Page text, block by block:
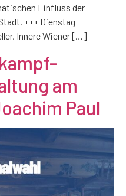
Einfluss der
+++ Dienstag
Innere Wiener […]
am
Paul